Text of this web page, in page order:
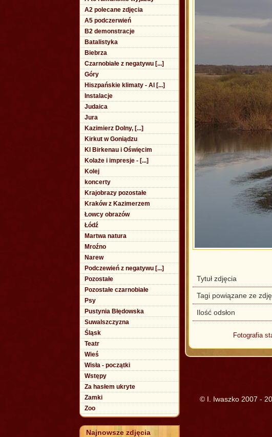
Tytuł zdjęcia
Tagi powiązane ze
Ilość odsłon
Fotografia
A2 polecane zdjęcia
A5 podczerwień
B2 demonstracje
Batalistyka
Biebrza
Czarnobiałe z negatywu [...]
Góry
Hiszpańskie klimaty - Al [...]
Instalacje
Judaica
Jura
Kazimierz Dolny, [...]
Kirkut w Goniądzu
Kl Birkenau i Oświęcim
Kolaże i impresje - [...]
Kolej
koncerty
Krajobrazy pozostałe
Kraków z Kazimerzem
Łowcy obrazów
Łódź
Martwa natura
Mroźno
Narew
Podczewień z negatywu [...]
Pozostałe
Pozostałe czarnobiałe
Psy
Pustynia Błędowska
Suwalszczyzna
Śląsk
Teatr
Wieś
Wisła - początki
Wstępy
Za hasłem ukryte
Zamki
Zoo
Najnowsze zdjęcia
© I. Iwaszko 2007 -